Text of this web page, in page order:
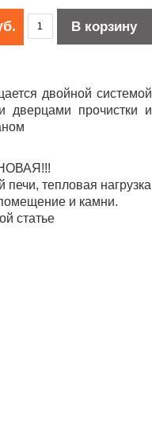
В корзину
двойной системой
дверцами прочистки и
НОВАЯ!!!
тепловая нагрузка
и камни.
статье